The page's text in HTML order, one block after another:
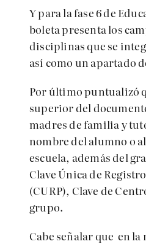
Y para lafase 6 de
boleta presenta los
disciplinas que se
así como un apartado
Por último puntualizó
superior del
madres de familia y
nombre del alumno o
escuela, además del
Clave Única de
(CURP), Clave de
grupo.
Cabe señalar que en la